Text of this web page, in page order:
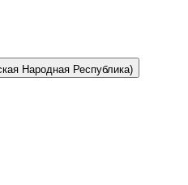
Народная Республика)